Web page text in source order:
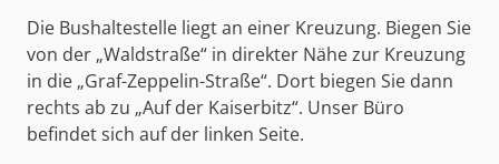
Die Bushaltestelle liegt an einer Kreuzung. Biegen Sie
von der „Waldstraße“ in direkter Nähe zur Kreuzung
in die „Graf-Zeppelin-Straße“. Dort biegen Sie dann
rechts ab zu „Auf der Kaiserbitz“. Unser Büro
befindet sich auf der linken Seite.